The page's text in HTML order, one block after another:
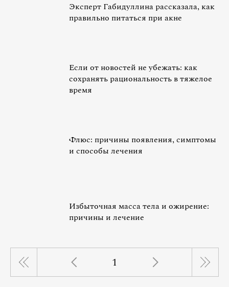
Эксперт Габидуллина рассказала, как
правильно питаться при акне
Если от новостей не убежать: как
сохранять рациональность в тяжелое
время
Флюс: причины появления, симптомы
и способы лечения
Избыточная масса тела и ожирение:
причины и лечение
1